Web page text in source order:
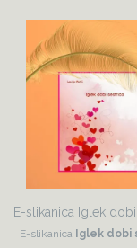
E-slikanica Iglek
E-slikanica Iglek dobi